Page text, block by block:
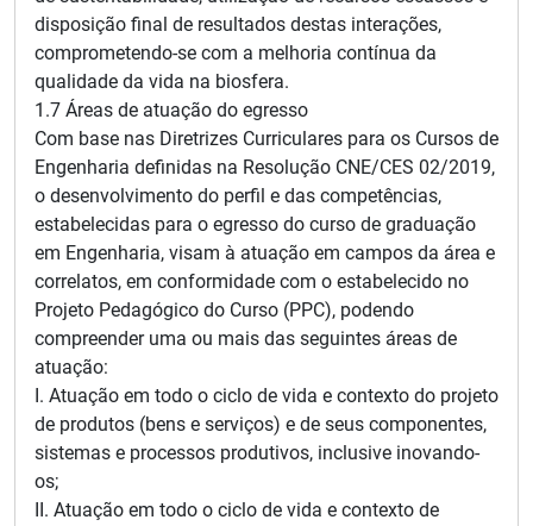
disposição final de resultados destas interações,
comprometendo-se com a melhoria contínua da
qualidade da vida na biosfera.
1.7 Áreas de atuação do egresso
Com base nas Diretrizes Curriculares para os Cursos de
Engenharia definidas na Resolução CNE/CES 02/2019,
o desenvolvimento do perfil e das competências,
estabelecidas para o egresso do curso de graduação
em Engenharia, visam à atuação em campos da área e
correlatos, em conformidade com o estabelecido no
Projeto Pedagógico do Curso (PPC), podendo
compreender uma ou mais das seguintes áreas de
atuação:
I. Atuação em todo o ciclo de vida e contexto do projeto
de produtos (bens e serviços) e de seus componentes,
sistemas e processos produtivos, inclusive inovando-
os;
II. Atuação em todo o ciclo de vida e contexto de